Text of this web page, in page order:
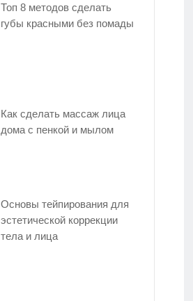
Топ 8 методов сделать
губы красными без помады
Как сделать массаж лица
дома с пенкой и мылом
Основы тейпирования для
эстетической коррекции
тела и лица